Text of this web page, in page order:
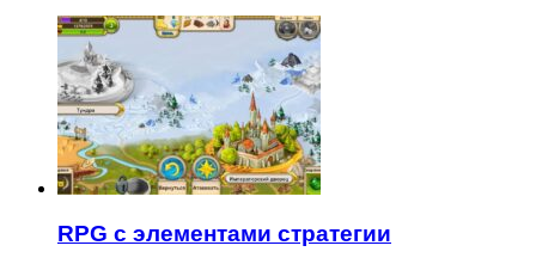
RPG с элементами стратегии